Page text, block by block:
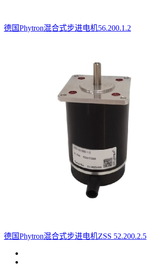
德国Phytron混合式步进电机56.200.1.2
德国Phytron混合式步进电机ZSS 52.200.2.5